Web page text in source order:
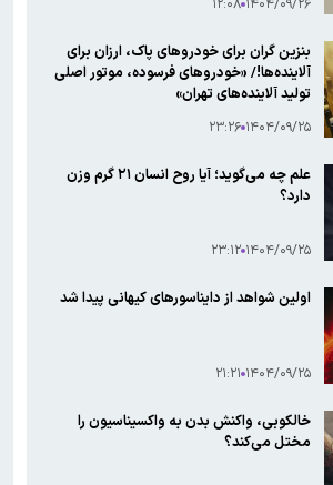
بنزین گران برای خودروهای پاک، ارزان برای
آلاینده‌ها!/ «خودروهای فرسوده، موتور اصلی
تولید آلاینده‌های تهران»
۱۴۰۴/۰۹/۲۵ ۲۳:۲۶
علم چه می‌گوید؛ آیا روح انسان ۲۱ گرم وزن
دارد؟
۱۴۰۴/۰۹/۲۵ ۲۳:۱۲
اولین شواهد از دایناسورهای کیهانی پیدا شد
۱۴۰۴/۰۹/۲۵ ۲۱:۲۱
خالکوبی‌، واکنش بدن به واکسیناسیون را
مختل می‌کند؟